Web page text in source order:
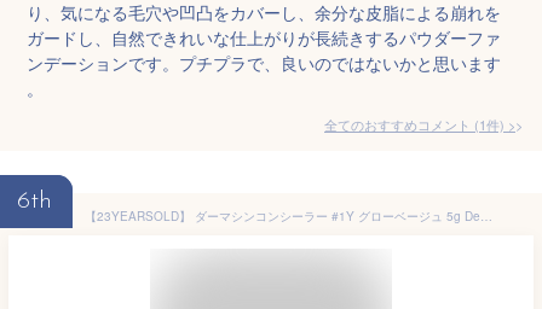
り、気になる毛穴や凹凸をカバーし、余分な皮脂による崩れを
ガードし、自然できれいな仕上がりが長続きするパウダーファ
ンデーションです。プチプラで、良いのではないかと思います
。
全てのおすすめコメント (1件) >
6th
【23YEARSOLD】 ダーマシンコンシーラー #1Y グローベージュ 5g Derma Thin Concealer #1Y Glow Beige 5g